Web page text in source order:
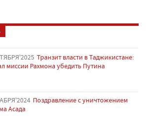
Транзит власти в Таджикистане:
миссии Рахмона убедить Путина
Поздравление с уничтожением
Асада